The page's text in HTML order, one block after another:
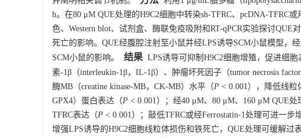
h。在80 μM QUE处理的H9C2细胞中转染sh-TFRC、pcDNA-TFRC
色、Western blot、试剂盒、酶联免疫吸附和RT-qPCR实验探讨
死亡的影响。QUE经腹腔注射至小鼠并经LPS诱导SCM小鼠模型，
SCM小鼠的影响。
结果 LPS诱导可抑制H9C2细胞增殖，促进细胞
素-1β（interleukin-1β，IL-1β）、肿瘤坏死因子（tumor necrosis
酶MB（creatine kinase-MB，CK-MB）水平（P < 0.001），降低线粒
GPX4）蛋白表达（P < 0.001）；经40 μM、80 μM、160 μM QUE
TFRC表达（P < 0.001）；敲低TFRC或经Ferrostatin-1处理可进一
增强LPS诱导的H9C2细胞线粒体损伤和铁死亡，QUE处理可缓解过